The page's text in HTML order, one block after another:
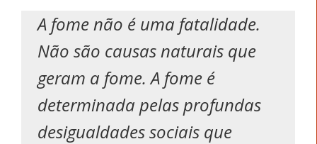
A fome não é uma fatalidade.
Não são causas naturais que
geram a fome. A fome é
determinada pelas profundas
desigualdades sociais que